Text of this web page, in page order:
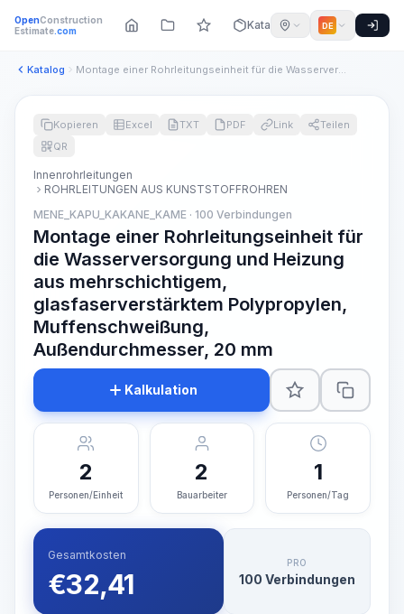
OpenConstruction
Estimate.com Katalog DE
Katalog Montage einer Rohrleitungseinheit für die Wasserversorgung u...
Kopieren Excel TXT PDF Link
Teilen
QR
Innenrohrleitungen
ROHRLEITUNGEN AUS KUNSTSTOFFROHREN
MENE_KAPU_KAKANE_KAME · 100 Verbindungen
Montage einer Rohrleitungseinheit für
die Wasserversorgung und Heizung
aus mehrschichtigem,
glasfaserverstärktem Polypropylen,
Muffenschweißung,
Außendurchmesser, 20 mm
Kalkulation
2
Personen/Einheit
2
Bauarbeiter
1
Personen/Tag
Gesamtkosten
€32,41
PRO
100 Verbindungen